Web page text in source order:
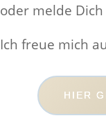
oder melde
Ich freue mich
HIER